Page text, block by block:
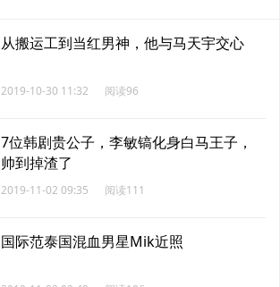
从搬运工到当红男神，他与马天宇交心
2019-10-30 11:32 阅读96
7位韩剧贵公子，李敏镐化身白马王子，
帅到掉渣了
2019-11-02 09:35 阅读111
国际范泰国混血男星Mik近照